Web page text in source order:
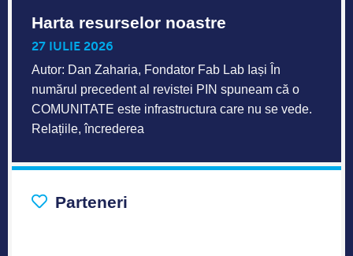
Harta resurselor noastre
27 IULIE 2026
Autor: Dan Zaharia, Fondator Fab Lab Iași În
numărul precedent al revistei PIN spuneam că o
COMUNITATE este infrastructura care nu se vede.
Relațiile, încrederea
Parteneri